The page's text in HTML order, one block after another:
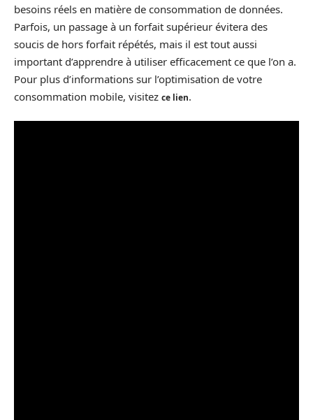
besoins réels en matière de consommation de données.
Parfois, un passage à un forfait supérieur évitera des
soucis de hors forfait répétés, mais il est tout aussi
important d’apprendre à utiliser efficacement ce que l’on a.
Pour plus d’informations sur l’optimisation de votre
consommation mobile, visitez ce lien.